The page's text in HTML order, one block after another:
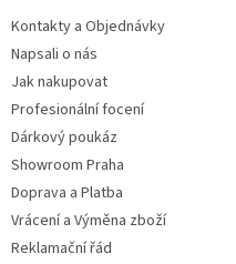
Kontakty a Objednávky
Napsali o nás
Jak nakupovat
Profesionální focení
Dárkový poukáz
Showroom Praha
Doprava a Platba
Vrácení a Výměna zboží
Reklamační řád